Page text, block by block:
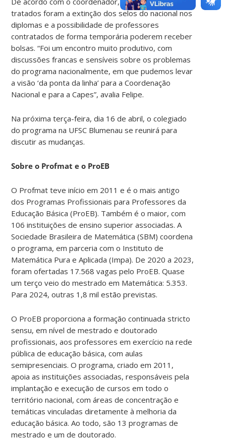
tratados foram a extinção dos selos do nacional nos
diplomas e a possibilidade de professores
contratados de forma temporária poderem receber
bolsas. “Foi um encontro muito produtivo, com
discussões francas e sensíveis sobre os problemas
do programa nacionalmente, em que pudemos levar
a visão ‘da ponta da linha’ para a Coordenação
Nacional e para a Capes”, avalia Felipe.
Na próxima terça-feira, dia 16 de abril, o colegiado
do programa na UFSC Blumenau se reunirá para
discutir as mudanças.
Sobre o Profmat e o ProEB
O Profmat teve início em 2011 e é o mais antigo
dos Programas Profissionais para Professores da
Educação Básica (ProEB). Também é o maior, com
106 instituições de ensino superior associadas. A
Sociedade Brasileira de Matemática (SBM) coordena
o programa, em parceria com o Instituto de
Matemática Pura e Aplicada (Impa). De 2020 a 2023,
foram ofertadas 17.568 vagas pelo ProEB. Quase
um terço veio do mestrado em Matemática: 5.353.
Para 2024, outras 1,8 mil estão previstas.
O ProEB proporciona a formação continuada stricto
sensu, em nível de mestrado e doutorado
profissionais, aos professores em exercício na rede
pública de educação básica, com aulas
semipresenciais. O programa, criado em 2011,
apoia as instituições associadas, responsáveis pela
implantação e execução de cursos em todo o
território nacional, com áreas de concentração e
temáticas vinculadas diretamente à melhoria da
educação básica. Ao todo, são 13 programas de
mestrado e um de doutorado.